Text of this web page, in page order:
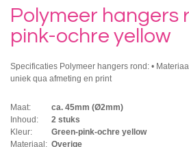
Polymeer hangers
pink-ochre yellow
Specificaties Polymeer hangers rond: •
uniek qua afmeting en print
Maat:
ca. 45mm (Ø2mm)
Inhoud:
2 stuks
Kleur:
Green-pink-ochre yellow
Materiaal: Overige